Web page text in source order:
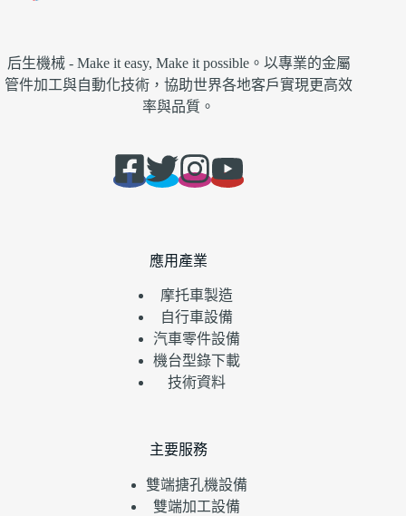
后生機械 - Make it easy, Make it possible。以專業的金屬
管件加工與自動化技術，協助世界各地客戶實現更高效
率與品質。
應用產業
摩托車製造
自行車設備
汽車零件設備
機台型錄下載
技術資料
主要服務
雙端搪孔機設備
雙端加工設備